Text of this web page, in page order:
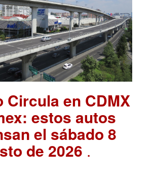
Circula en CDMX
estos autos
el sábado 8
de 2026 .